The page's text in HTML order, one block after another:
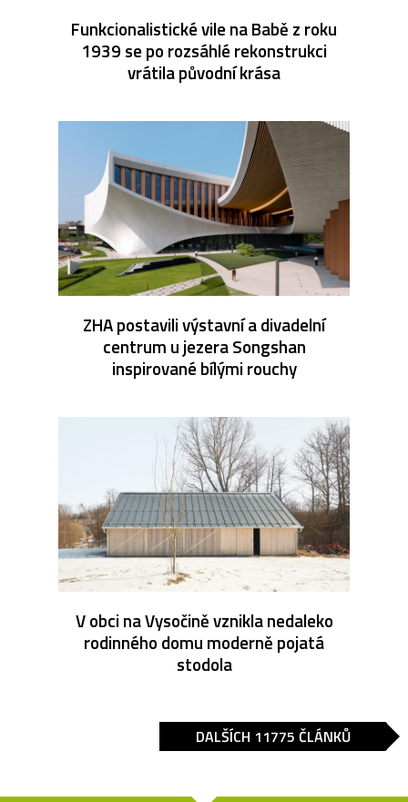
Funkcionalistické vile na Babě z roku
1939 se po rozsáhlé rekonstrukci
vrátila původní krása
ZHA postavili výstavní a divadelní
centrum u jezera Songshan
inspirované bílými rouchy
V obci na Vysočině vznikla nedaleko
rodinného domu moderně pojatá
stodola
DALŠÍCH 11775 ČLÁNKŮ